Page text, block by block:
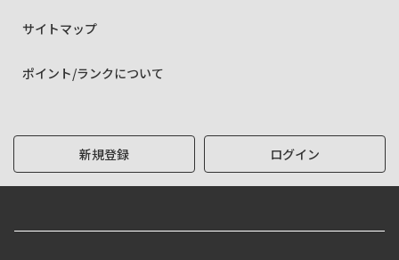
サイトマップ
ポイント/ランクについて
新規登録 ログイン